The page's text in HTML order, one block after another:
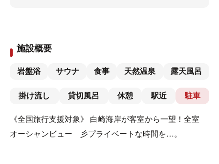
施設概要
岩盤浴 サウナ 食事 天然温泉 露天風呂
掛け流し 貸切風呂 休憩 駅近 駐車
《全国旅行支援対象》 白崎海岸が客室から一望！全室
オーシャンビュー 彡プライベートな時間を…。